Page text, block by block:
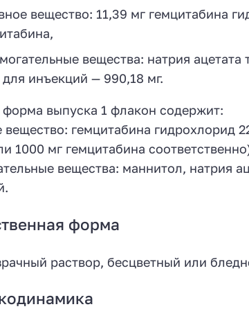
вещество: 11,39 мг гемцитабина
вещества: натрия
для инъекций — 990,18 мг.
форма выпуска 1 флакон содержит:
вещество: гемцитабина гидрохлорид
1000 мг гемцитабина
вещества: маннитол, натрия
форма
раствор, бесцветный или